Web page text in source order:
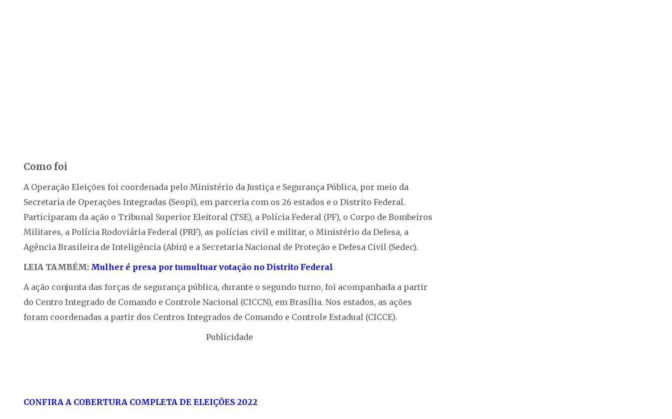
Como foi
A Operação Eleições foi coordenada pelo Ministério da Justiça e Segurança Pública, por meio da
Secretaria de Operações Integradas (Seopi), em parceria com os 26 estados e o Distrito Federal.
Participaram da ação o Tribunal Superior Eleitoral (TSE), a Polícia Federal (PF), o Corpo de Bombeiros
Militares, a Polícia Rodoviária Federal (PRF), as polícias civil e militar, o Ministério da Defesa, a
Agência Brasileira de Inteligência (Abin) e a Secretaria Nacional de Proteção e Defesa Civil (Sedec).
LEIA TAMBÉM: Mulher é presa por tumultuar votação no Distrito Federal
A ação conjunta das forças de segurança pública, durante o segundo turno, foi acompanhada a partir
do Centro Integrado de Comando e Controle Nacional (CICCN), em Brasília. Nos estados, as ações
foram coordenadas a partir dos Centros Integrados de Comando e Controle Estadual (CICCE).
Publicidade
CONFIRA A COBERTURA COMPLETA DE ELEIÇÕES 2022